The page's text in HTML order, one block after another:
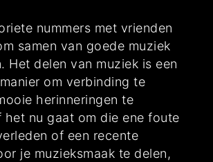
nummers met vrienden
samen van goede muziek
Het delen van muziek is een
om verbinding te
herinneringen te
het nu gaat om die ene foute
of een recente
je muzieksmaak te delen,